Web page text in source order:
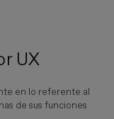
UX
en lo referente al
de sus funciones